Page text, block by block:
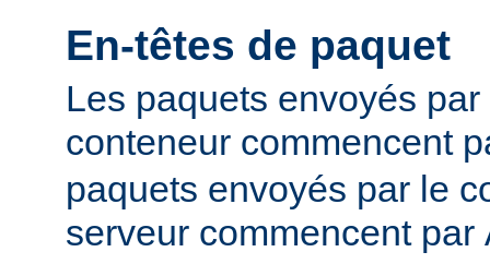
En-têtes de paquet
Les paquets envoyés
conteneur commencent
paquets envoyés par le
serveur commencent par